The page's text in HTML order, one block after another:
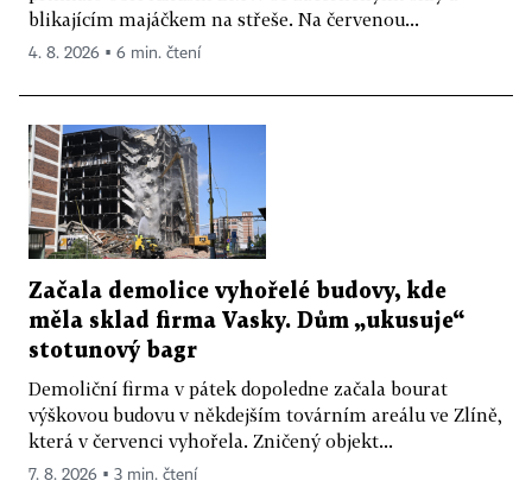
blikajícím majáčkem na střeše. Na červenou...
4. 8. 2026 ▪ 6 min. čtení
Začala demolice vyhořelé budovy, kde
měla sklad firma Vasky. Dům „ukusuje“
stotunový bagr
Demoliční firma v pátek dopoledne začala bourat
výškovou budovu v někdejším továrním areálu ve Zlíně,
která v červenci vyhořela. Zničený objekt...
7. 8. 2026 ▪ 3 min. čtení